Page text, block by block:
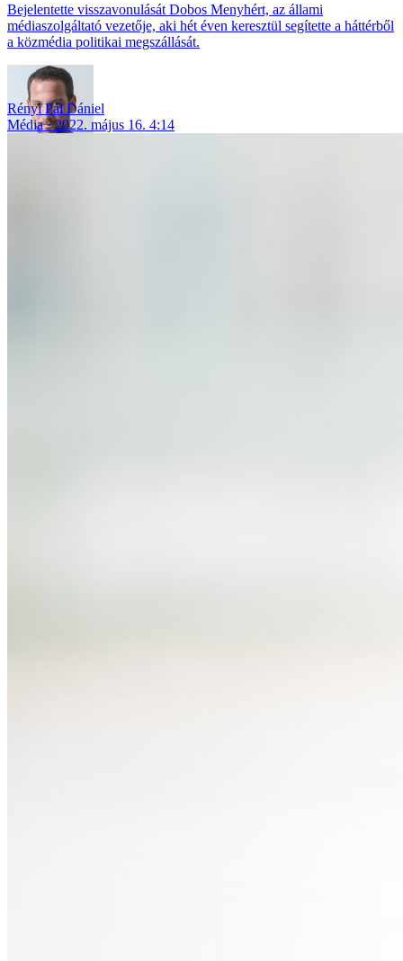
Bejelentette visszavonulását Dobos Menyhért, az állami
médiaszolgáltató vezetője, aki hét éven keresztül segítette a háttérből
a közmédia politikai megszállását.
Rényi Pál Dániel
Média
2022. május 16. 4:14